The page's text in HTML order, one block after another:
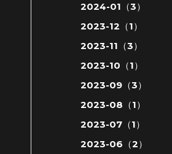
2024-01（3）
2023-12（1）
2023-11（3）
2023-10（1）
2023-09（3）
2023-08（1）
2023-07（1）
2023-06（2）